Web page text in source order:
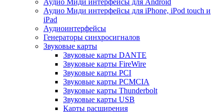
Аудио Миди интерфейсы для Android
Аудио Миди интерфейсы для iPhone, iPod touch и
iPad
Аудиоинтерфейсы
Генераторы синхросигналов
Звуковые карты
Звуковые карты DANTE
Звуковые карты FireWire
Звуковые карты PCI
Звуковые карты PCMCIA
Звуковые карты Thunderbolt
Звуковые карты USB
Карты расширения